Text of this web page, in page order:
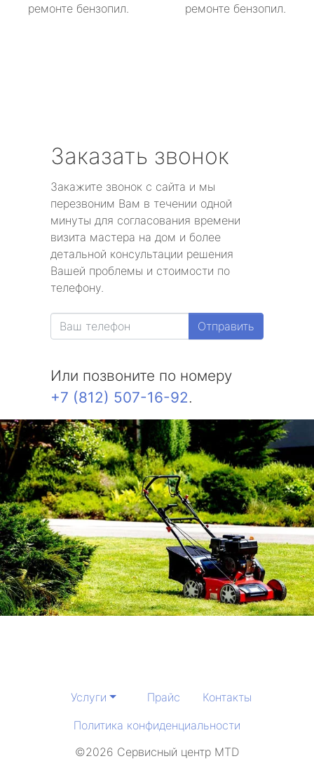
ремонте бензопил.
ремонте бензопил.
Заказать звонок
Закажите звонок с сайта и мы
перезвоним Вам в течении одной
минуты для согласования времени
визита мастера на дом и более
детальной консультации решения
Вашей проблемы и стоимости по
телефону.
Отправить
Или позвоните по номеру
+7 (812) 507-16-92.
Услуги Прайс
Контакты
Политика конфиденциальности
©2026 Сервисный центр MTD